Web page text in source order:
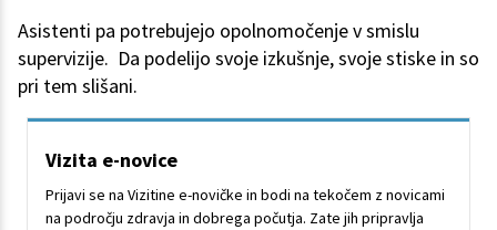
Asistenti pa potrebujejo opolnomočenje v smislu
supervizije. Da podelijo svoje izkušnje, svoje stiske in so
pri tem slišani.
Vizita e-novice
Prijavi se na Vizitine e-novičke in bodi na tekočem z novicami
na področju zdravja in dobrega počutja. Zate jih pripravlja